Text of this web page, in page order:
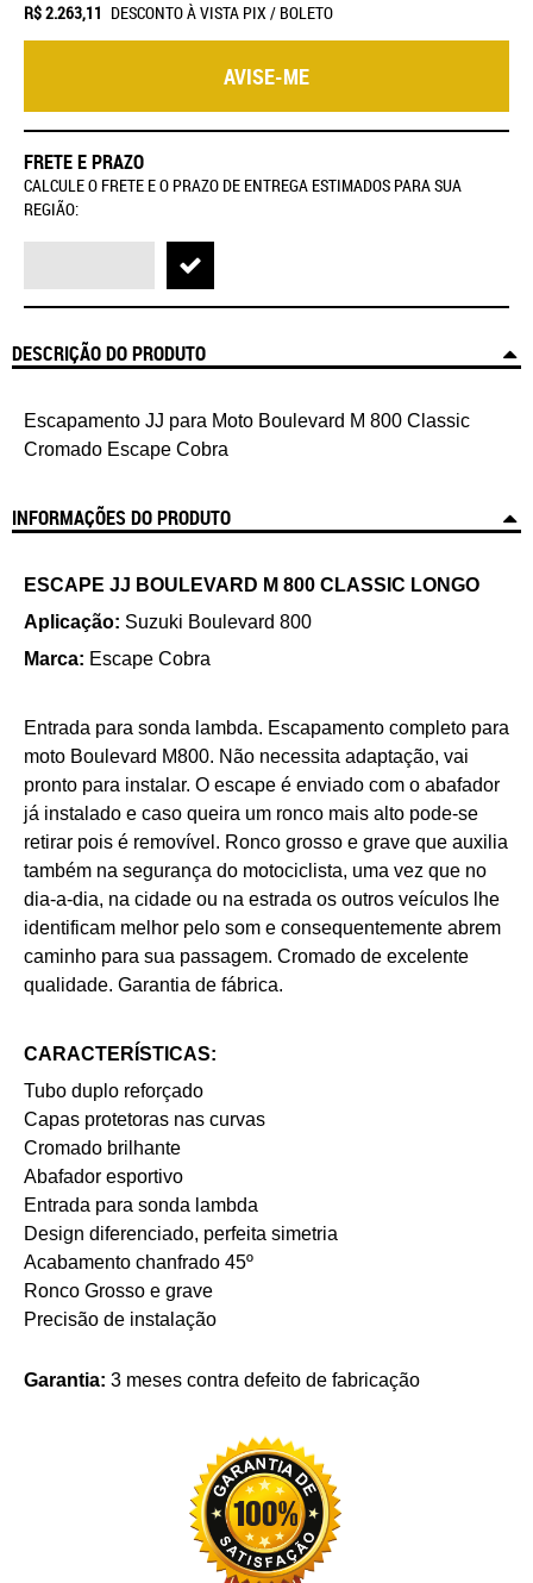
R$ 2.263,11 DESCONTO À VISTA PIX / BOLETO
AVISE-ME
FRETE E PRAZO
CALCULE O FRETE E O PRAZO DE ENTREGA ESTIMADOS PARA SUA
REGIÃO:
DESCRIÇÃO DO PRODUTO
Escapamento JJ para Moto Boulevard M 800 Classic
Cromado Escape Cobra
INFORMAÇÕES DO PRODUTO
ESCAPE JJ BOULEVARD M 800 CLASSIC LONGO
Aplicação: Suzuki Boulevard 800
Marca: Escape Cobra
Entrada para sonda lambda. Escapamento completo para
moto Boulevard M800. Não necessita adaptação, vai
pronto para instalar. O escape é enviado com o abafador
já instalado e caso queira um ronco mais alto pode-se
retirar pois é removível. Ronco grosso e grave que auxilia
também na segurança do motociclista, uma vez que no
dia-a-dia, na cidade ou na estrada os outros veículos lhe
identificam melhor pelo som e consequentemente abrem
caminho para sua passagem. Cromado de excelente
qualidade. Garantia de fábrica.
CARACTERÍSTICAS:
Tubo duplo reforçado
Capas protetoras nas curvas
Cromado brilhante
Abafador esportivo
Entrada para sonda lambda
Design diferenciado, perfeita simetria
Acabamento chanfrado 45º
Ronco Grosso e grave
Precisão de instalação
Garantia: 3 meses contra defeito de fabricação